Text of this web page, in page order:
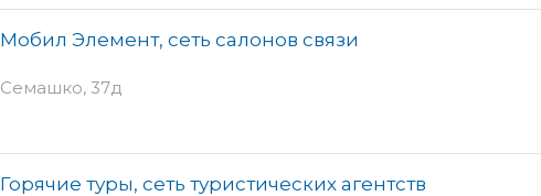
Мобил Элемент, сеть салонов связи
Семашко, 37д
Горячие туры, сеть туристических агентств